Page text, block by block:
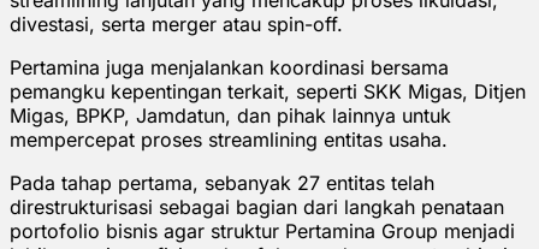
divestasi, serta merger atau spin-off.
Pertamina juga menjalankan koordinasi bersama
pemangku kepentingan terkait, seperti SKK Migas, Ditjen
Migas, BPKP, Jamdatun, dan pihak lainnya untuk
mempercepat proses streamlining entitas usaha.
Pada tahap pertama, sebanyak 27 entitas telah
direstrukturisasi sebagai bagian dari langkah penataan
portofolio bisnis agar struktur Pertamina Group menjadi